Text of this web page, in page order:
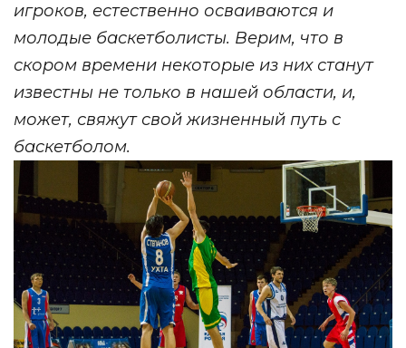
игроков, естественно осваиваются и
молодые баскетболисты. Верим, что в
скором времени некоторые из них станут
известны не только в нашей области, и,
может, свяжут свой жизненный путь с
баскетболом.